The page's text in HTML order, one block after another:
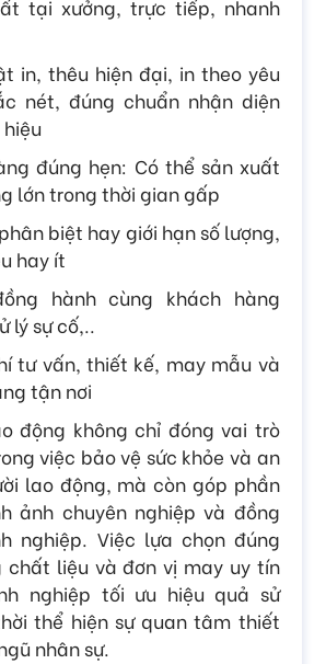
tại xưởng, trực tiếp, nhanh
in, thêu hiện đại, in theo yêu
nét, đúng chuẩn nhận diện
đúng hẹn: Có thể sản xuất
lớn trong thời gian gấp
biệt hay giới hạn số lượng,
hay ít
hành cùng khách hàng
lý sự cố,..
tư vấn, thiết kế, may mẫu và
tận nơi
động không chỉ đóng vai trò
việc bảo vệ sức khỏe và an
lao động, mà còn góp phần
ảnh chuyên nghiệp và đồng
nghiệp. Việc lựa chọn đúng
chất liệu và đơn vị may uy tín
nghiệp tối ưu hiệu quả sử
thể hiện sự quan tâm thiết
nhân sự.